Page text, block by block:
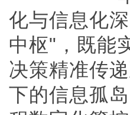
化与信息化
中枢"，既能
决策精准传
下的信息孤